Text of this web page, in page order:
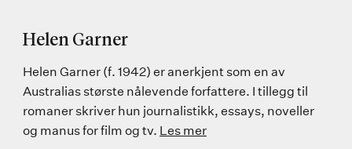
Helen Garner
Helen Garner (f. 1942) er anerkjent som en av
Australias største nålevende forfattere. I tillegg til
romaner skriver hun journalistikk, essays, noveller
og manus for film og tv. Les mer